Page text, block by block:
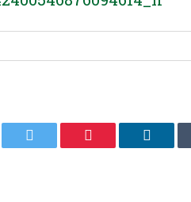
Twitter Pinterest